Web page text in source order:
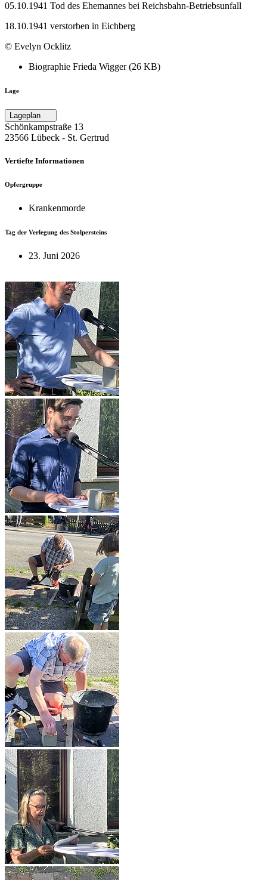
05.10.1941 Tod des Ehemannes bei Reichsbahn-Betriebsunfall
18.10.1941 verstorben in Eichberg
© Evelyn Ocklitz
Biographie Frieda Wigger (26 KB)
Lage
Schönkampstraße 13
23566 Lübeck ‐ St. Gertrud
Vertiefte Informationen
Opfergruppe
Krankenmorde
Tag der Verlegung des Stolpersteins
23. Juni 2026